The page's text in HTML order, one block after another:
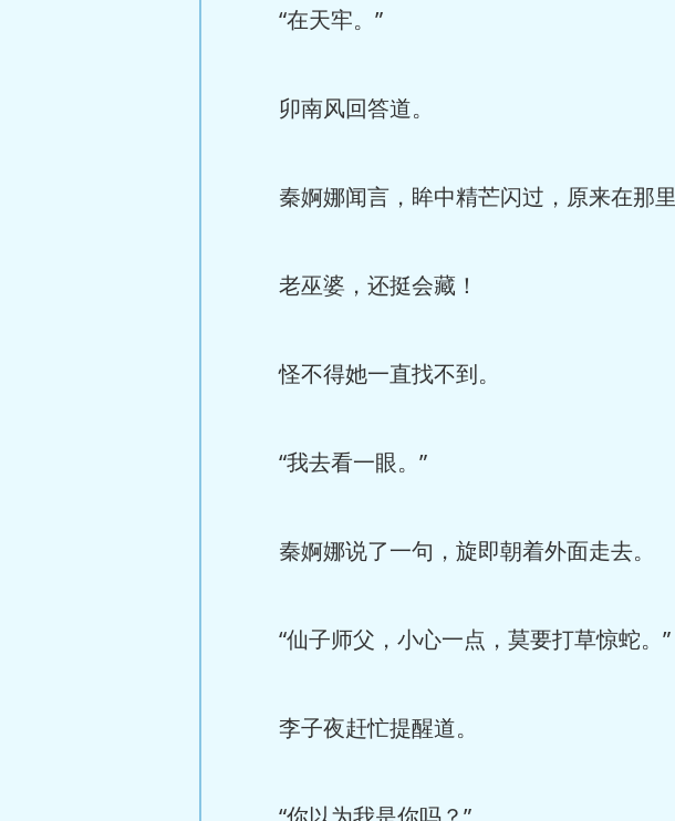
“在天牢。”
卯南风回答道。
秦婀娜闻言，眸中精芒闪过，原来在那里
老巫婆，还挺会藏！
怪不得她一直找不到。
“我去看一眼。”
秦婀娜说了一句，旋即朝着外面走去。
“仙子师父，小心一点，莫要打草惊蛇。”
李子夜赶忙提醒道。